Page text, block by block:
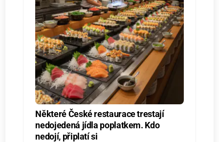
Některé České restaurace trestají
nedojedená jídla poplatkem. Kdo
nedojí, připlatí si